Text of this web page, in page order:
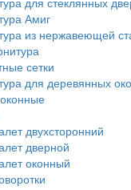
Амиг
из нержавеющей
сетки
для деревянных
двухсторонний
дверной
оконный